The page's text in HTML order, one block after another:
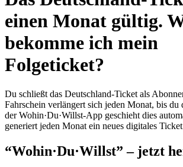
einen Monat gültig.
bekomme ich mein
Folgeticket?
Du schließt das Deutschland-Ticket als
Fahrschein verlängert sich jeden Monat, bis du
der Wohin·Du·Willst-App geschieht dies
generiert jeden Monat ein neues digitales
“Wohin·Du·Willst” – jetzt